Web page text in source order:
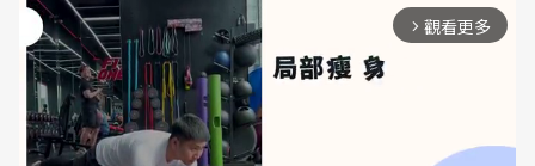
arrow_forward_ios 觀看更多